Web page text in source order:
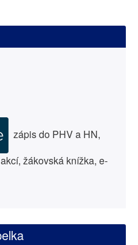
zápis do PHV a HN,
žákovská knížka, e-